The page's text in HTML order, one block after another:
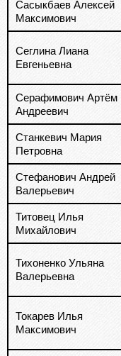
Сасыкбаев Алексей
Максимович
Сеглина Лиана
Евгеньевна
Серафимович Артём
Андреевич
Станкевич Мария
Петровна
Стефанович Андрей
Валерьевич
Титовец Илья
Михайлович
Тихоненко Ульяна
Валерьевна
Токарев Илья
Максимович